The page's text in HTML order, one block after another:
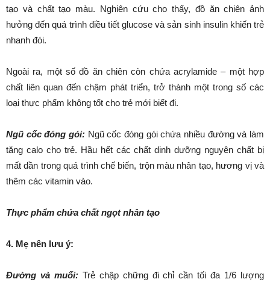
tạo và chất tạo màu. Nghiên cứu cho thấy, đồ ăn chiên ảnh
hưởng đến quá trình điều tiết glucose và sản sinh insulin khiến trẻ
nhanh đói.
Ngoài ra, một số đồ ăn chiên còn chứa acrylamide – một hợp
chất liên quan đến chậm phát triển, trở thành một trong số các
loại thực phẩm không tốt cho trẻ mới biết đi.
Ngũ cốc đóng gói: Ngũ cốc đóng gói chứa nhiều đường và làm
tăng calo cho trẻ. Hầu hết các chất dinh dưỡng nguyên chất bị
mất dần trong quá trình chế biến, trộn màu nhân tạo, hương vị và
thêm các vitamin vào.
Thực phẩm chứa chất ngọt nhân tạo
4. Mẹ nên lưu ý:
Đường và muối:Trẻ chập chững đi chỉ cần tối đa 1/6 lượng